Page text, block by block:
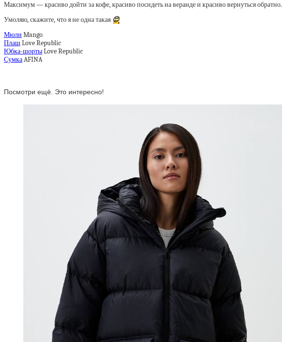
Максимум — красиво дойти за кофе, красиво посидеть на веранде и красиво вернуться обратно.
Умоляю, скажите, что я не одна такая 😊
Мюли Mango
ПлащLove Republic
Юбка-шортыLove Republic
СумкаAFINA
Посмотри ещё. Это интересно!